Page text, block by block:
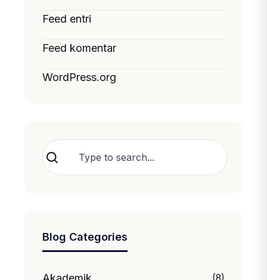
Feed entri
Feed komentar
WordPress.org
Cari
Blog Categories